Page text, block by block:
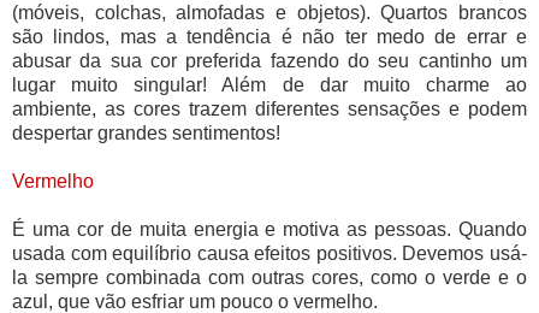
(móveis, colchas, almofadas e objetos). Quartos brancos
são lindos, mas a tendência é não ter medo de errar e
abusar da sua cor preferida fazendo do seu cantinho um
lugar muito singular! Além de dar muito charme ao
ambiente, as cores trazem diferentes sensações e podem
despertar grandes sentimentos!
Vermelho
É uma cor de muita energia e motiva as pessoas. Quando
usada com equilíbrio causa efeitos positivos. Devemos usá-
la sempre combinada com outras cores, como o verde e o
azul, que vão esfriar um pouco o vermelho.